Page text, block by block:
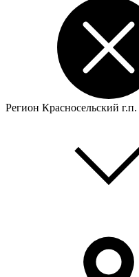
Регион Красносельский г.п.